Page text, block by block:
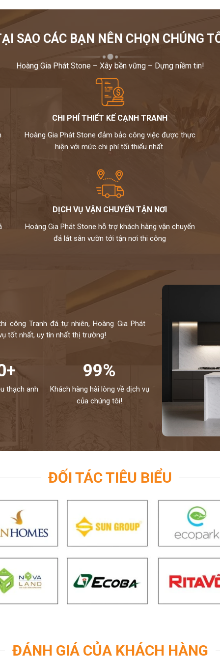
SAO CÁC BẠN NÊN CHỌN CHÚNG
Hoàng Gia Phát Stone – Xây bền vững – Dựng niềm tin!
CHI PHÍ THIẾT KẾ CẠNH TRANH
Hoàng Gia Phát Stone đảm bảo công việc được thực
hiện với mức chi phí tối thiểu nhất.
DỊCH VỤ VẬN CHUYỂN TẬN NƠI
Hoàng Gia Phát Stone hỗ trợ khách hàng vận chuyển
đá lát sân vườn tới tận nơi thi công
công Tranh đá tự nhiên, Hoàng Gia Phát
tốt nhất, uy tín nhất thị trường!
thạch anh
99%
Khách hàng hài lòng về dịch vụ
của chúng tôi!
ĐỐI TÁC TIÊU BIỂU
ĐÁNH GIÁ CỦA KHÁCH HÀNG